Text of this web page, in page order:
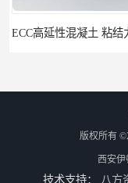
版权所有
西安伊
技术支持： 八方